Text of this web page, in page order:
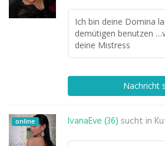
Ich bin deine Domina
demütigen benutzen
deine Mistress
Nachricht
online IvanaEve (36) sucht in